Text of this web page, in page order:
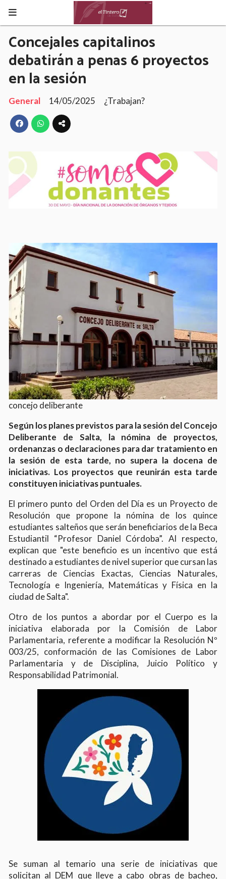
Concejales capitalinos
debatirán a penas 6 proyectos
en la sesión
General 14/05/2025 ¿Trabajan?
concejo deliberante
Según los planes previstos para la sesión del Concejo
Deliberante de Salta, la nómina de proyectos,
ordenanzas o declaraciones para dar tratamiento en
la sesión de esta tarde, no supera la docena de
iniciativas. Los proyectos que reunirán esta tarde
constituyen iniciativas puntuales.
El primero punto del Orden del Día es un Proyecto de
Resolución que propone la nómina de los quince
estudiantes salteños que serán beneficiarios de la Beca
Estudiantil “Profesor Daniel Córdoba”. Al respecto,
explican que "este beneficio es un incentivo que está
destinado a estudiantes de nivel superior que cursan las
carreras de Ciencias Exactas, Ciencias Naturales,
Tecnología e Ingeniería, Matemáticas y Física en la
ciudad de Salta".
Otro de los puntos a abordar por el Cuerpo es la
iniciativa elaborada por la Comisión de Labor
Parlamentaria, referente a modificar la Resolución Nº
003/25, conformación de las Comisiones de Labor
Parlamentaria y de Disciplina, Juicio Político y
Responsabilidad Patrimonial.
Se suman al temario una serie de iniciativas que
solicitan al DEM que lleve a cabo obras de bacheo,